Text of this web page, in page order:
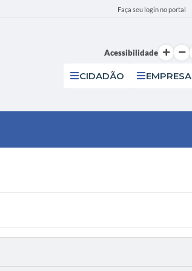
Faça seu login no portal
Acessibilidade
CIDADÃO EMPRESA